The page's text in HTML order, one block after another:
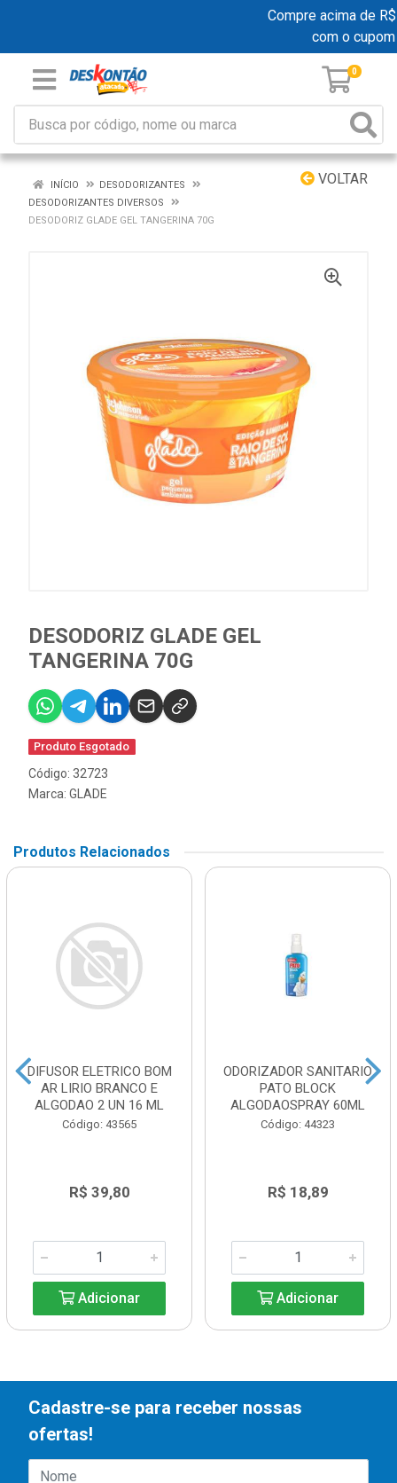
Compre acima de
com o cupom
0
VOLTAR
INÍCIO
DESODORIZANTES
DESODORIZANTES DIVERSOS
DESODORIZ GLADE GEL TANGERINA 70G
DESODORIZ GLADE GEL
TANGERINA 70G
Produto Esgotado
Código: 32723
Marca: GLADE
Produtos Relacionados
DIFUSOR ELETRICO BOM
AR LIRIO BRANCO E
ALGODAO 2 UN 16 ML
Código: 43565
R$ 39,80
Adicionar
ODORIZADOR SANITARIO
PATO BLOCK
ALGODAOSPRAY 60ML
Código: 44323
R$ 18,89
Adicionar
Cadastre-se para receber nossas
ofertas!